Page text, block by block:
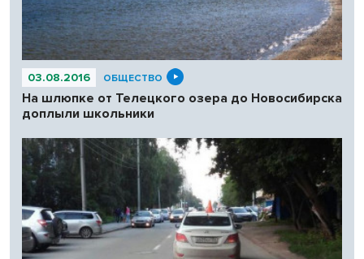
03.08.2016 ОБЩЕСТВО
На шлюпке от Телецкого озера до Новосибирска
доплыли школьники